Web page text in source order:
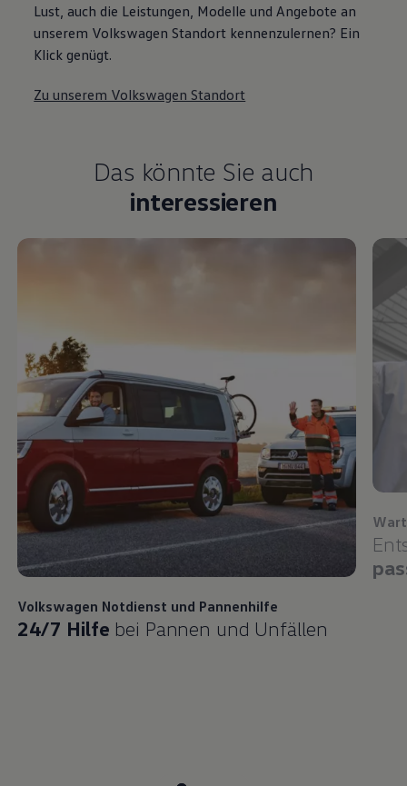
Lust, auch die Leistungen, Modelle und Angebote an
unserem Volkswagen Standort kennenzulernen? Ein
Klick genügt.
Zu unserem Volkswagen Standort
Das könnte Sie auch
interessieren
Volkswagen Notdienst und Pannenhilfe
24/7 Hilfe bei Pannen und Unfällen